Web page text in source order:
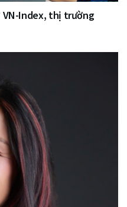
VN-Index, thị trường